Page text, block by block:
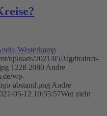
Westerkamp
uploads/2021/05/Jagdtrainer-
1228 2080 Andre
wp-
abstand.png Andre
05-12 10:55:57Wer zieht